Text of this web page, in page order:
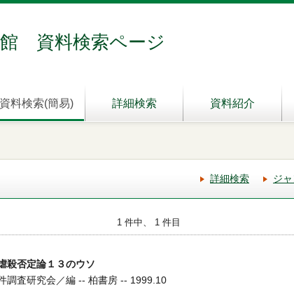
資料検索ページ
資料検索(簡易) 詳細検索 資料紹介
詳細検索 ジ
1 件中、 1 件目
殺否定論１３のウソ
調査研究会／編 -- 柏書房 -- 1999.10